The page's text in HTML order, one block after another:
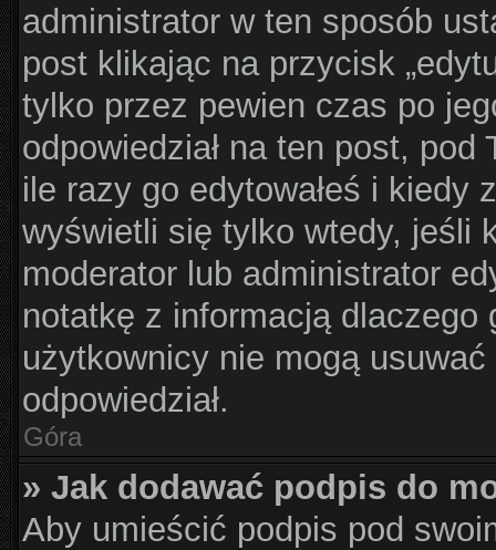
administrator w ten sposób
post klikając na przycisk
tylko przez pewien czas po
odpowiedział na ten post,
ile razy go edytowałeś i kiedy
wyświetli się tylko wtedy, jeśli
moderator lub administrator
notatkę z informacją
użytkownicy nie mogą
odpowiedział.
Góra
» Jak dodawać podpis do
Aby umieścić podpis pod